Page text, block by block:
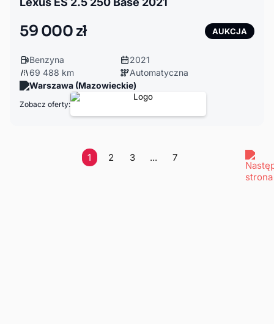
59 000 zł AUKCJA
Benzyna
2021
69 488 km
Automatyczna
Warszawa (Mazowieckie)
Zobacz oferty:
1 2 3 ... 7